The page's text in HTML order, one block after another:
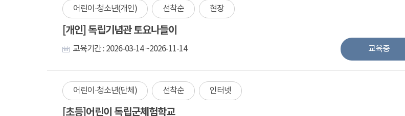
어린이·청소년(개인) 선착순 현장
[개인] 독립기념관 토요나들이
교육기간 : 2026-03-14 ~2026-11-14 교육중
어린이·청소년(단체) 선착순 인터넷
[초등]어린이 독립군체험학교